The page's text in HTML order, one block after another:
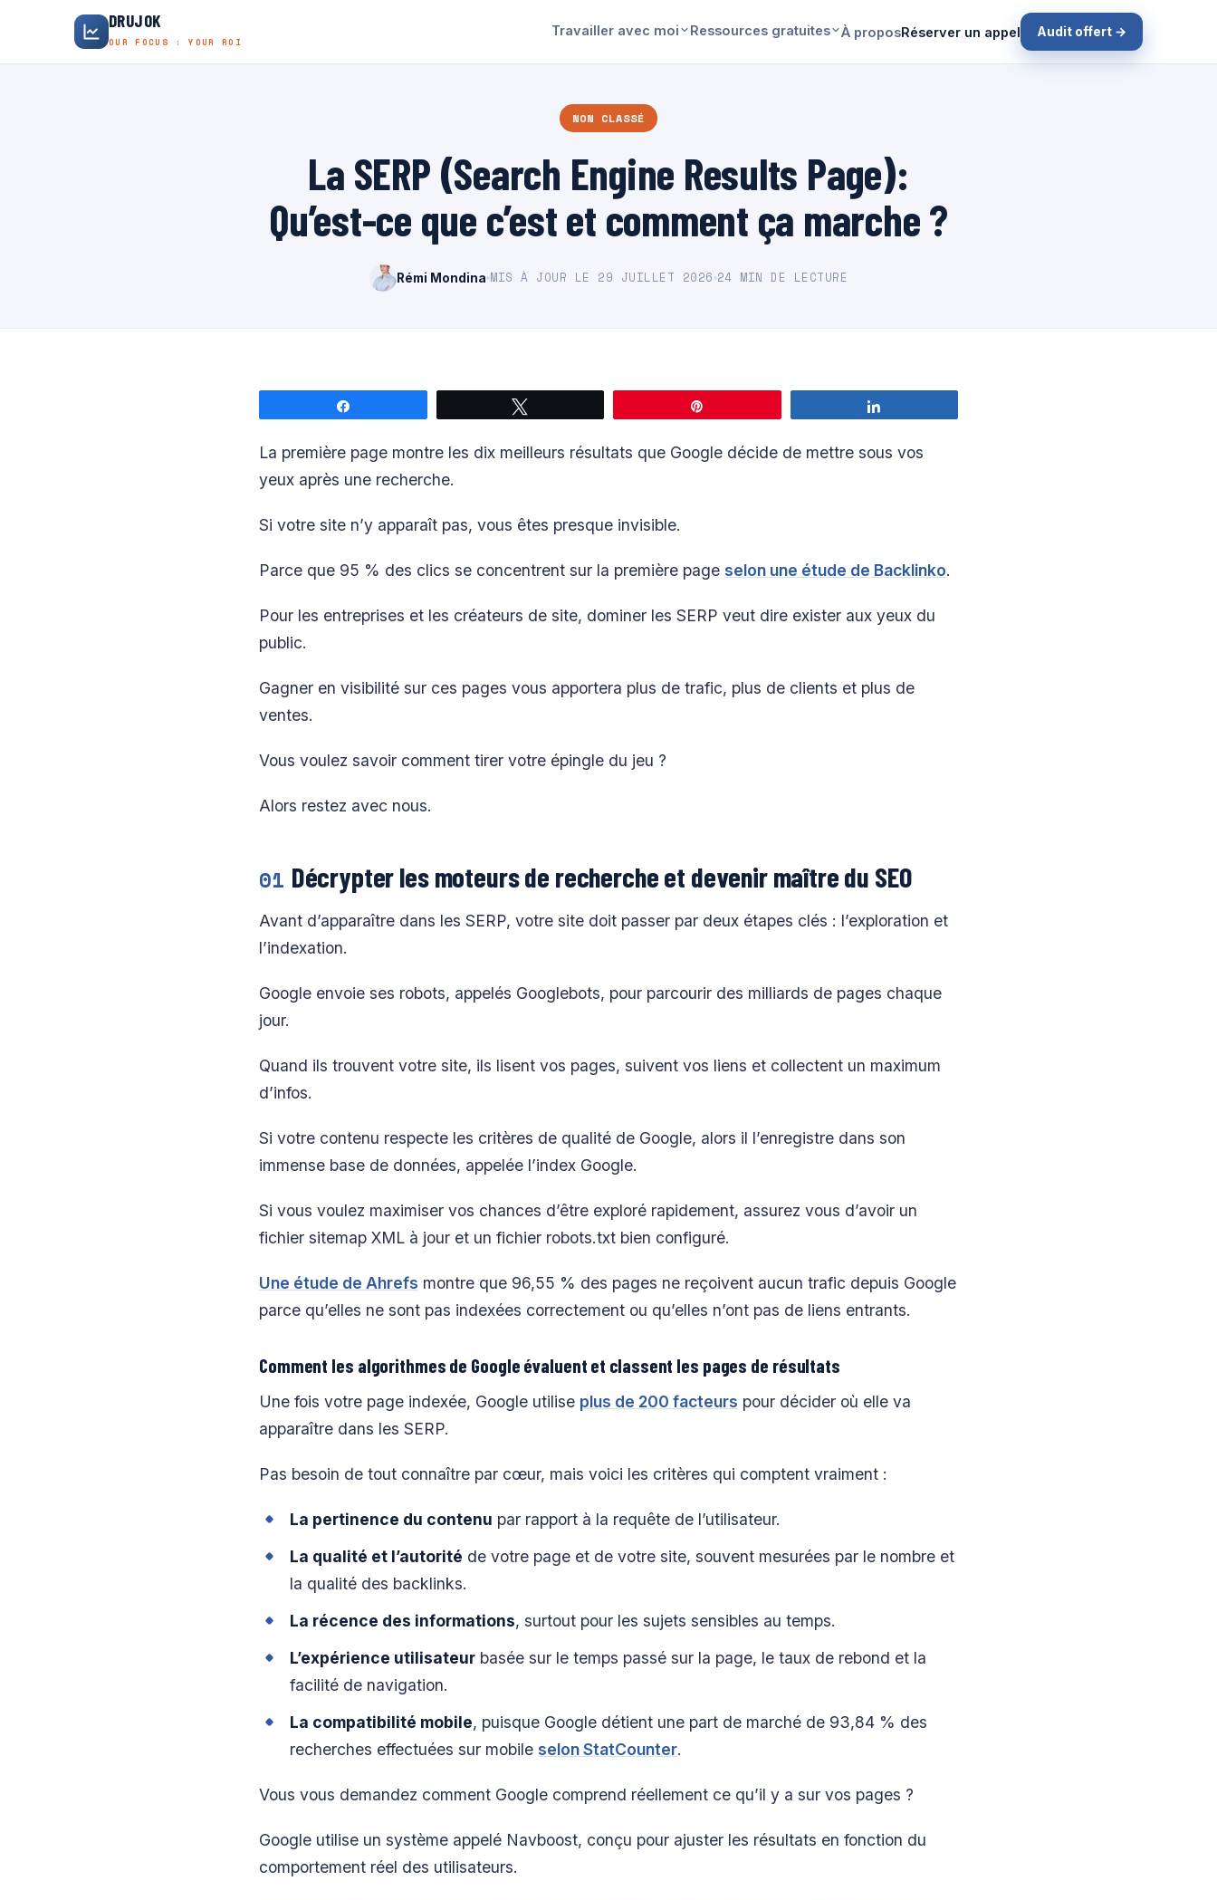
DRUJOK
OUR FOCUS : YOUR ROI
Travailler avec moi Ressources gratuites À proposRéserver un appel Audit offert →
NON CLASSÉ
La SERP (Search Engine Results Page):
Qu’est-ce que c’est et comment ça marche ?
Rémi Mondina MIS À JOUR LE 29 JUILLET 2026 24 MIN DE LECTURE
La première page montre les dix meilleurs résultats que Google décide de mettre sous vos
yeux après une recherche.
Si votre site n’y apparaît pas, vous êtes presque invisible.
Parce que 95 % des clics se concentrent sur la première page selon une étude de Backlinko.
Pour les entreprises et les créateurs de site, dominer les SERP veut dire exister aux yeux du
public.
Gagner en visibilité sur ces pages vous apportera plus de trafic, plus de clients et plus de
ventes.
Vous voulez savoir comment tirer votre épingle du jeu ?
Alors restez avec nous.
01 Décrypter les moteurs de recherche et devenir maître du SEO
Avant d’apparaître dans les SERP, votre site doit passer par deux étapes clés : l’exploration et
l’indexation.
Google envoie ses robots, appelés Googlebots, pour parcourir des milliards de pages chaque
jour.
Quand ils trouvent votre site, ils lisent vos pages, suivent vos liens et collectent un maximum
d’infos.
Si votre contenu respecte les critères de qualité de Google, alors il l’enregistre dans son
immense base de données, appelée l’index Google.
Si vous voulez maximiser vos chances d’être exploré rapidement, assurez vous d’avoir un
fichier sitemap XML à jour et un fichier robots.txt bien configuré.
Une étude de Ahrefs montre que 96,55 % des pages ne reçoivent aucun trafic depuis Google
parce qu’elles ne sont pas indexées correctement ou qu’elles n’ont pas de liens entrants.
Comment les algorithmes de Google évaluent et classent les pages de résultats
Une fois votre page indexée, Google utilise plus de 200 facteurs pour décider où elle va
apparaître dans les SERP.
Pas besoin de tout connaître par cœur, mais voici les critères qui comptent vraiment :
La pertinence du contenu par rapport à la requête de l’utilisateur.
La qualité et l’autorité de votre page et de votre site, souvent mesurées par le nombre et
la qualité des backlinks.
La récence des informations, surtout pour les sujets sensibles au temps.
L’expérience utilisateur basée sur le temps passé sur la page, le taux de rebond et la
facilité de navigation.
La compatibilité mobile, puisque Google détient une part de marché de 93,84 % des
recherches effectuées sur mobile selon StatCounter.
Vous vous demandez comment Google comprend réellement ce qu’il y a sur vos pages ?
Google utilise un système appelé Navboost, conçu pour ajuster les résultats en fonction du
comportement réel des utilisateurs.